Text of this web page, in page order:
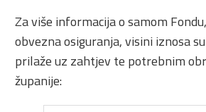
Za više informacija o samom
obvezna osiguranja, visini iznosa
prilaže uz zahtjev te potrebnim
županije: